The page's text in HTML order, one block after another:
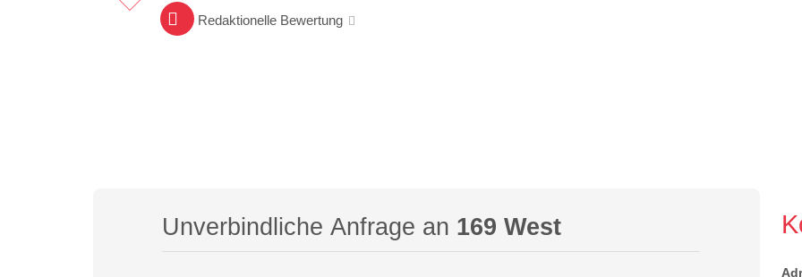
Redaktionelle Bewertung
Unverbindliche Anfrage an 169 West